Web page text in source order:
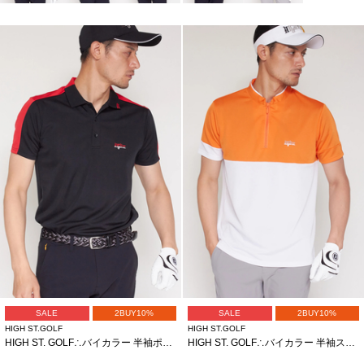
SALE
2BUY10%
HIGH ST.GOLF
SALE
2BUY10%
HIGH ST.GOLF